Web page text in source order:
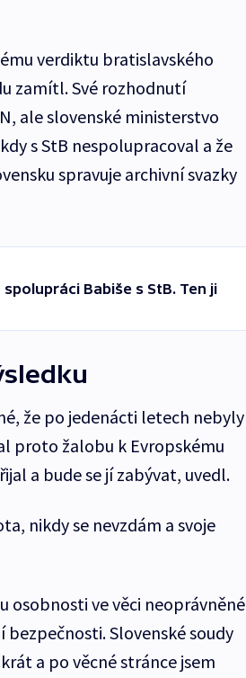
verdiktu bratislavského
zamítl. Své rozhodnutí
ale slovenské ministerstvo
s StB nespolupracoval a že
spravuje archivní svazky
Babiše s StB. Ten ji
že po jedenácti letech nebyly
proto žalobu k Evropskému
a bude se jí zabývat, uvedl.
nikdy se nevzdám a svoje
osobnosti ve věci neoprávněné
Slovenské soudy
a po věcné stránce jsem